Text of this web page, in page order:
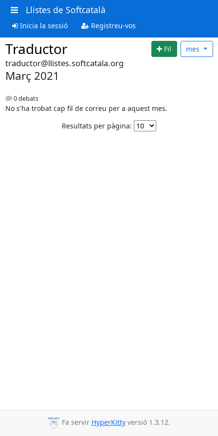
Llistes de Softcatalà
Inicia la sessió Registreu-vos
Traductor Fil mes
traductor@llistes.softcatala.org
Març 2021
0 debats
No s'ha trobat cap fil de correu per a aquest mes.
Resultats per pàgina:
Fa servir HyperKitty versió 1.3.12.